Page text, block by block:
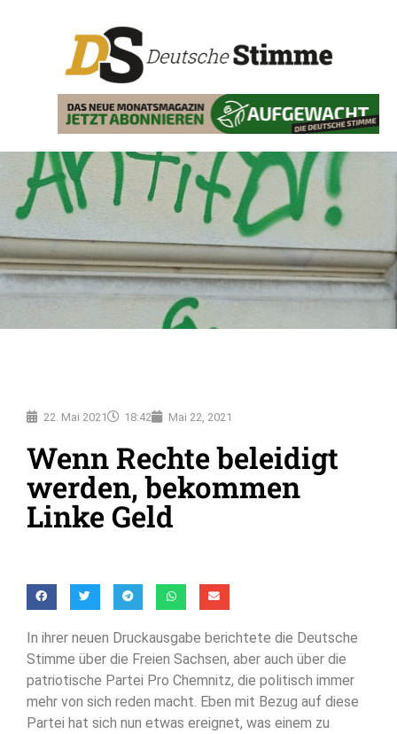
22. Mai 2021 18:42 Mai 22, 2021
Wenn Rechte beleidigt
werden, bekommen
Linke Geld
In ihrer neuen Druckausgabe berichtete die Deutsche
Stimme über die Freien Sachsen, aber auch über die
patriotische Partei Pro Chemnitz, die politisch immer
mehr von sich reden macht. Eben mit Bezug auf diese
Partei hat sich nun etwas ereignet, was einem zu